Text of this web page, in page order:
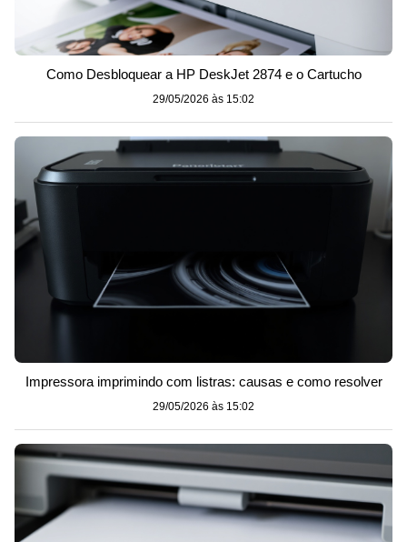
Como Desbloquear a HP DeskJet 2874 e o Cartucho
29/05/2026 às 15:02
Impressora imprimindo com listras: causas e como resolver
29/05/2026 às 15:02